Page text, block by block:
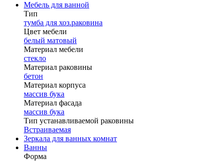
Мебель для ванной
Тип
тумба для хоз.раковина
Цвет мебели
белый матовый
Материал мебели
стекло
Материал раковины
бетон
Материал корпуса
массив бука
Материал фасада
массив бука
Тип устанавливаемой раковины
Встраиваемая
Зеркала для ванных комнат
Ванны
Форма